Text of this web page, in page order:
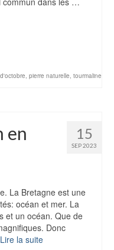
pierre naturelle tourmaline
15
SEP 2023
en
La Bretagne est une
océan et mer. La
et un océan. Que de
Donc
Lire la suite